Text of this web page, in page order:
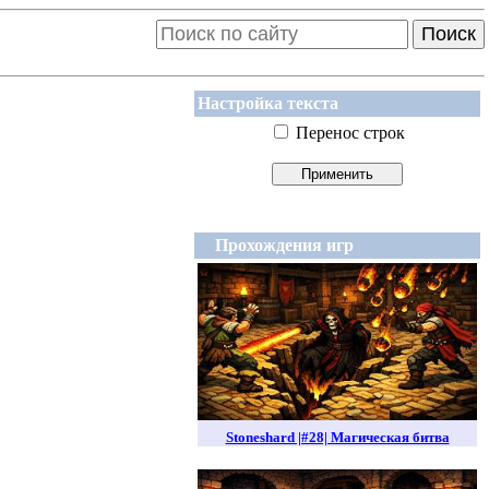
Поиск
Настройка текста
Перенос строк
Прохождения игр
Stoneshard |#28| Магическая битва